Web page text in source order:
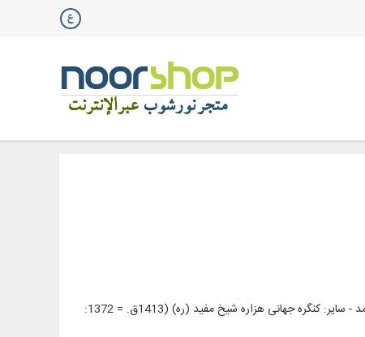
سایر نویسندگان : محقق: بنیاد بعثت. واحد تحقیقات اسلامی - نویسنده: مفید، محمد بن محمد - سایر: کنگره‌ جها‌نی‌ هزاره‌ شیخ‌ مفید (ره‌) (1413ق‌. = 1372: